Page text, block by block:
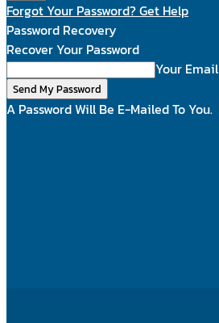
Forgot Your Password? Get Help
Password Recovery
Recover Your Password
Your Email
A Password Will Be E-Mailed To You.